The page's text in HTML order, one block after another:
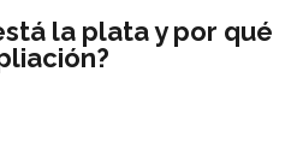
la plata y por qué